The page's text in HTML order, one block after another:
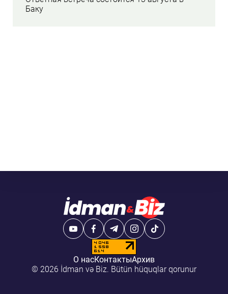
Баку
О насКонтактыАрхив
© 2026 İdman və Biz. Bütün hüquqlar qorunur